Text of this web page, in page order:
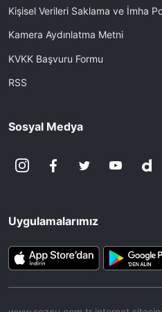
Kişisel Verileri Saklama ve İmha
Kamera Aydınlatma Metni
KVKK Başvuru Formu
RSS
Sosyal Medya
Uygulamalarımız